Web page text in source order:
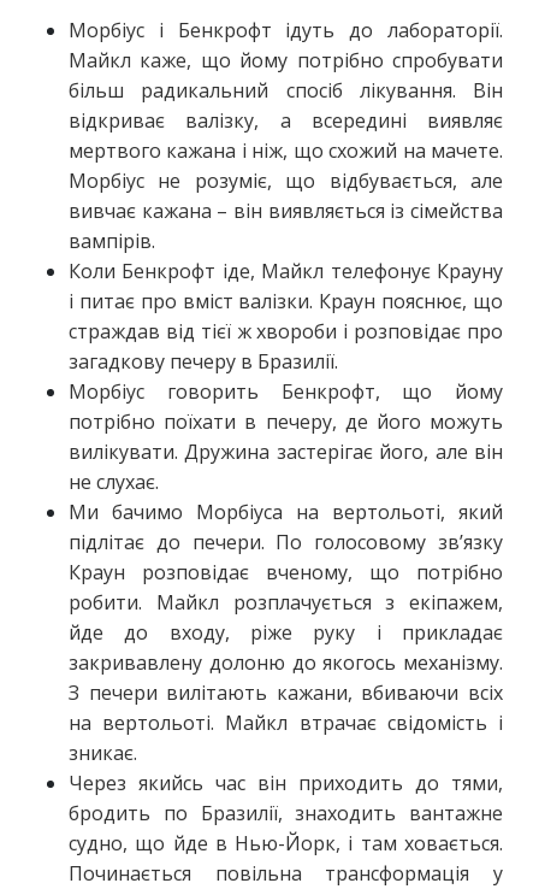
Морбіус і Бенкрофт ідуть до лабораторії.
Майкл каже, що йому потрібно спробувати
більш радикальний спосіб лікування. Він
відкриває валізку, а всередині виявляє
мертвого кажана і ніж, що схожий на мачете.
Морбіус не розуміє, що відбувається, але
вивчає кажана – він виявляється із сімейства
вампірів.
Коли Бенкрофт іде, Майкл телефонує Крауну
і питає про вміст валізки. Краун пояснює, що
страждав від тієї ж хвороби і розповідає про
загадкову печеру в Бразилії.
Морбіус говорить Бенкрофт, що йому
потрібно поїхати в печеру, де його можуть
вилікувати. Дружина застерігає його, але він
не слухає.
Ми бачимо Морбіуса на вертольоті, який
підлітає до печери. По голосовому зв’язку
Краун розповідає вченому, що потрібно
робити. Майкл розплачується з екіпажем,
йде до входу, ріже руку і прикладає
закривавлену долоню до якогось механізму.
З печери вилітають кажани, вбиваючи всіх
на вертольоті. Майкл втрачає свідомість і
зникає.
Через якийсь час він приходить до тями,
бродить по Бразилії, знаходить вантажне
судно, що йде в Нью-Йорк, і там ховається.
Починається повільна трансформація у